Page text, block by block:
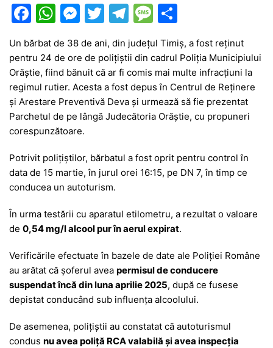
F
c
e
b
o
o
k
W
at
s
A
p
p
M
s
s
e
n
g
er
T
w
itt
er
T
el
e
gr
a
m
M
s
s
a
g
ar
ta
je
a
z
Un bărbat de 38 de ani, din județul Timiș, a fost reținut
pentru 24 de ore de polițiștii din cadrul Poliția Municipiului
Orăștie, fiind bănuit că ar fi comis mai multe infracțiuni la
regimul rutier. Acesta a fost depus în Centrul de Reținere
și Arestare Preventivă Deva și urmează să fie prezentat
Parchetul de pe lângă Judecătoria Orăștie, cu propuneri
corespunzătoare.
Potrivit polițiștilor, bărbatul a fost oprit pentru control în
data de 15 martie, în jurul orei 16:15, pe DN 7, în timp ce
conducea un autoturism.
În urma testării cu aparatul etilometru, a rezultat o valoare
de 0,54 mg/l alcool pur în aerul expirat.
Verificările efectuate în bazele de date ale Poliției Române
au arătat că șoferul avea permisul de conducere
suspendat încă din luna aprilie 2025, după ce fusese
depistat conducând sub influența alcoolului.
De asemenea, polițiștii au constatat că autoturismul
condus nu avea poliță RCA valabilă și avea inspecția